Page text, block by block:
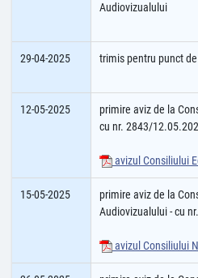
Audiovizualului
29-04-2025 trimis pentru punct
12-05-2025
primire aviz de la
cu nr. 2843/
avizul Consiliului
15-05-2025
primire aviz de la
Audiovizualului - cu
avizul Consiliului